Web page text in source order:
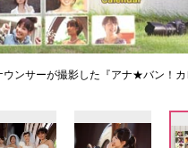
ウンサーが撮影した『アナ★バン！